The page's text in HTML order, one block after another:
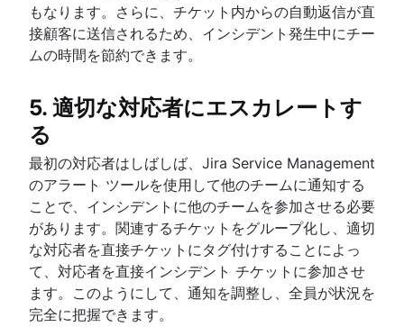
もなります。さらに、チケット内からの自動返信が直
接顧客に送信されるため、インシデント発生中にチー
ムの時間を節約できます。
5. 適切な対応者にエスカレートす
る
最初の対応者はしばしば、Jira Service Management
のアラート ツールを使用して他のチームに通知する
ことで、インシデントに他のチームを参加させる必要
があります。関連するチケットをグループ化し、適切
な対応者を直接チケットにタグ付けすることによっ
て、対応者を直接インシデント チケットに参加させ
ます。このようにして、通知を調整し、全員が状況を
完全に把握できます。